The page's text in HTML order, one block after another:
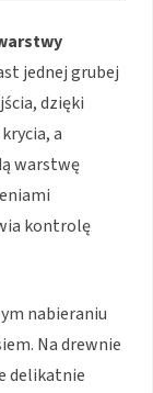
jednej grubej
dzięki
a
warstwę
kontrolę
nabieraniu
Na drewnie
delikatnie